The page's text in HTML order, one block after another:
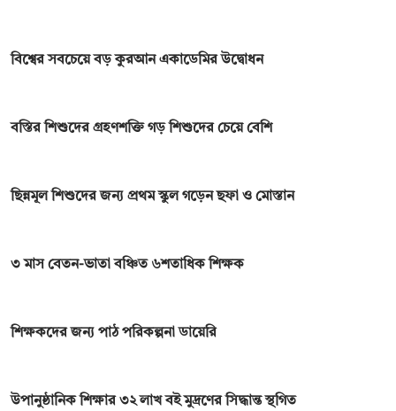
বিশ্বের সবচেয়ে বড় কুরআন একাডেমির উদ্বোধন
বস্তির শিশুদের গ্রহণশক্তি গড় শিশুদের চেয়ে বেশি
ছিন্নমূল শিশুদের জন্য প্রথম স্কুল গড়েন ছফা ও মোস্তান
৩ মাস বেতন-ভাতা বঞ্চিত ৬শতাধিক শিক্ষক
শিক্ষকদের জন্য পাঠ পরিকল্পনা ডায়েরি
উপানুষ্ঠানিক শিক্ষার ৩২ লাখ বই মুদ্রণের সিদ্ধান্ত স্থগিত